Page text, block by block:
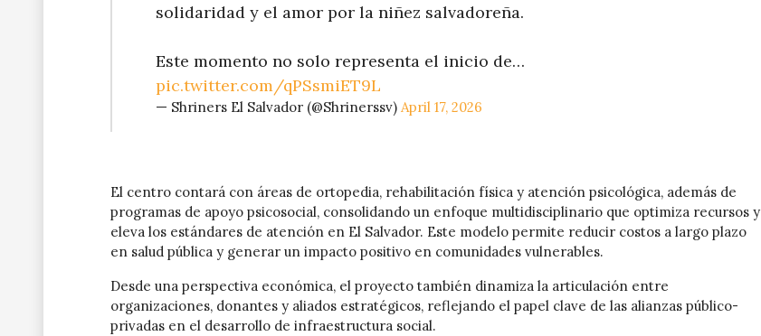
solidaridad y el amor por la niñez salvadoreña.
Este momento no solo representa el inicio de…
pic.twitter.com/qPSsmiET9L
— Shriners El Salvador (@Shrinerssv) April 17, 2026
El centro contará con áreas de ortopedia, rehabilitación física y atención psicológica, además de
programas de apoyo psicosocial, consolidando un enfoque multidisciplinario que optimiza recursos y
eleva los estándares de atención en El Salvador. Este modelo permite reducir costos a largo plazo
en salud pública y generar un impacto positivo en comunidades vulnerables.
Desde una perspectiva económica, el proyecto también dinamiza la articulación entre
organizaciones, donantes y aliados estratégicos, reflejando el papel clave de las alianzas público-
privadas en el desarrollo de infraestructura social.